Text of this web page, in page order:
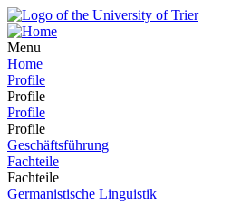
Menu
Home
Profile
Profile
Profile
Profile
Geschäftsführung
Fachteile
Fachteile
Germanistische Linguistik